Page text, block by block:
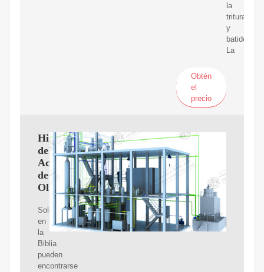
la
trituración
y
batido.
La
Obtén
el
precio
Historia
del
Aceite
de
Oliva
Solo
en
la
Biblia
pueden
encontrarse